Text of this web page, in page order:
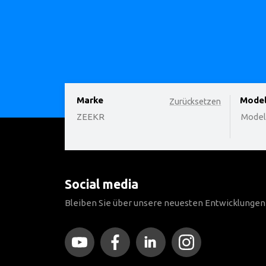
Zurücksetzen
Marke
ZEEKR
option
Social media
Bleiben Sie über unsere neuesten